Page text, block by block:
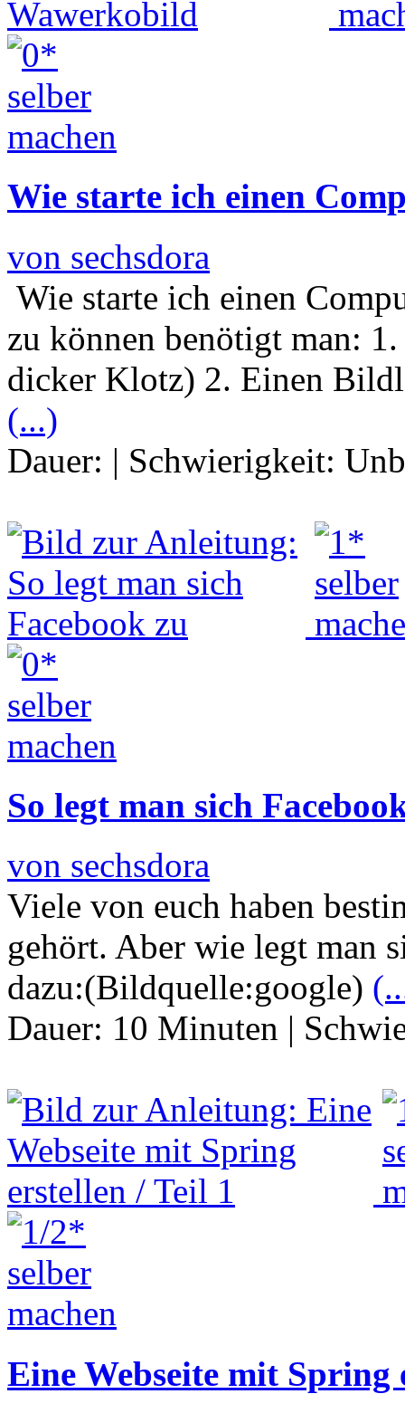
Wie starte ich einen
von sechsdora
Wie starte ich einen
zu können benötigt man:
dicker Klotz) 2. Einen
(...)
Dauer: | Schwierigkeit:
So legt man sich
von sechsdora
Viele von euch haben
gehört. Aber wie legt man
dazu:(Bildquelle:google)
Dauer: 10 Minuten |
Eine Webseite mit Spring